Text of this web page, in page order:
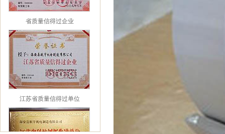
省质量信得过企业
江苏省质量信得过单位